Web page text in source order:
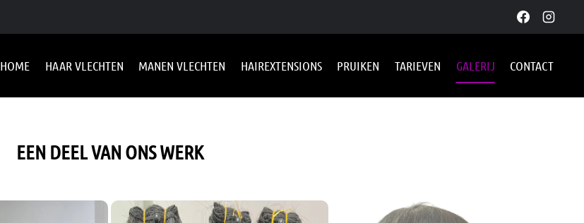
HOME HAAR VLECHTEN MANEN VLECHTEN HAIREXTENSIONS PRUIKEN TARIEVEN GALERIJ CONTACT
EEN DEEL VAN ONS WERK